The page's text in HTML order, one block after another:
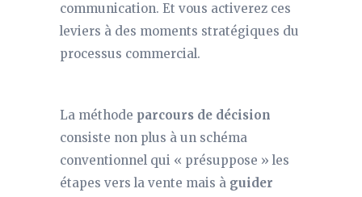
communication. Et vous activerez ces
leviers à des moments stratégiques du
processus commercial.
La méthode parcours de décision
consiste non plus à un schéma
conventionnel qui « présuppose » les
étapes vers la vente mais à guider